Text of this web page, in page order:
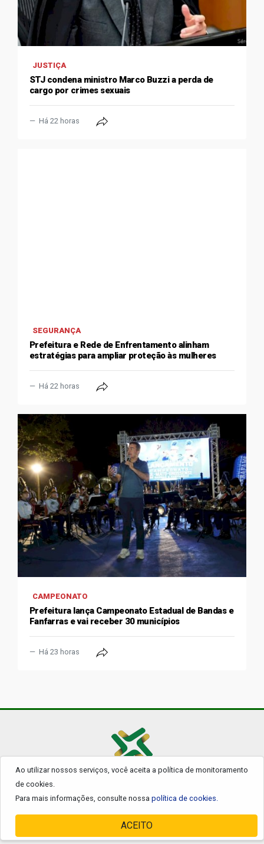
JUSTIÇA
STJ condena ministro Marco Buzzi a perda de
cargo por crimes sexuais
Há 22 horas
SEGURANÇA
Prefeitura e Rede de Enfrentamento alinham
estratégias para ampliar proteção às mulheres
Há 22 horas
CAMPEONATO
Prefeitura lança Campeonato Estadual de Bandas e
Fanfarras e vai receber 30 municípios
Há 23 horas
Ao utilizar nossos serviços, você aceita a política de monitoramento
de cookies.
Para mais informações, consulte nossa política de cookies.
ACEITO
© 2026 - Todos os Direitos Reservados.